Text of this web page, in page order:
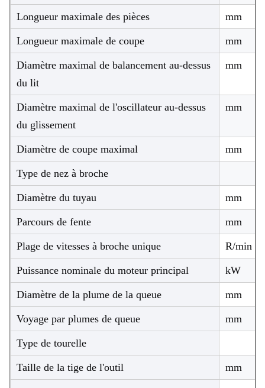
Longueur maximale des pièces mm
Longueur maximale de coupe mm
Diamètre maximal de balancement au-dessus
du lit
mm
Diamètre maximal de l'oscillateur au-dessus
du glissement
mm
Diamètre de coupe maximal mm
Type de nez à broche
Diamètre du tuyau mm
Parcours de fente mm
Plage de vitesses à broche unique R/min
Puissance nominale du moteur principal kW
Diamètre de la plume de la queue mm
Voyage par plumes de queue mm
Type de tourelle
Taille de la tige de l'outil mm